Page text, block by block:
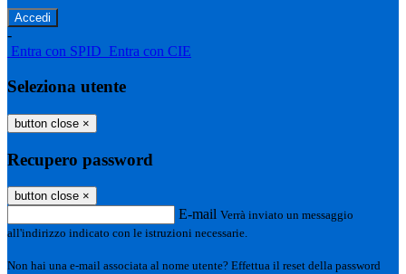
-
Entra con SPID Entra con CIE
Seleziona utente
button close ×
Recupero password
button close ×
E-mail Verrà inviato un messaggio
all'indirizzo indicato con le istruzioni necessarie.
Non hai una e-mail associata al nome utente? Effettua il reset della password